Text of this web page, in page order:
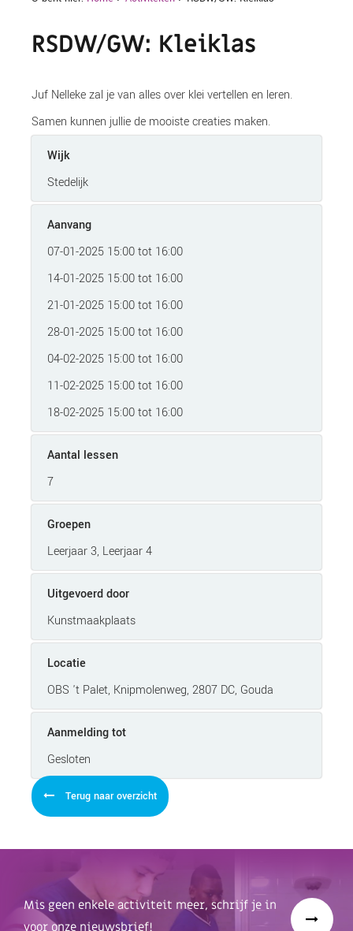
RSDW/GW: Kleiklas
Juf Nelleke zal je van alles over klei vertellen en leren.
Samen kunnen jullie de mooiste creaties maken.
Wijk
Stedelijk
Aanvang
07-01-2025 15:00 tot 16:00
14-01-2025 15:00 tot 16:00
21-01-2025 15:00 tot 16:00
28-01-2025 15:00 tot 16:00
04-02-2025 15:00 tot 16:00
11-02-2025 15:00 tot 16:00
18-02-2025 15:00 tot 16:00
Aantal lessen
7
Groepen
Leerjaar 3, Leerjaar 4
Uitgevoerd door
Kunstmaakplaats
Locatie
OBS 't Palet, Knipmolenweg, 2807 DC, Gouda
Aanmelding tot
Gesloten
Terug naar overzicht
Mis geen enkele activiteit meer, schrijf je in
voor onze nieuwsbrief!